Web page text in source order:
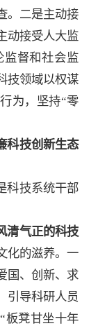
。二是主动接
动接受人大监
监督和社会监
技领域以权谋
为，坚持“零
科技创新生态
科技系统干部
清气正的科技
化的滋养。一
国、创新、求
引导科研人员
板凳甘坐十年